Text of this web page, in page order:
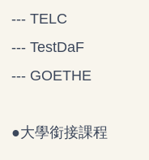
--- TELC
--- TestDaF
--- GOETHE
●大學銜接課程